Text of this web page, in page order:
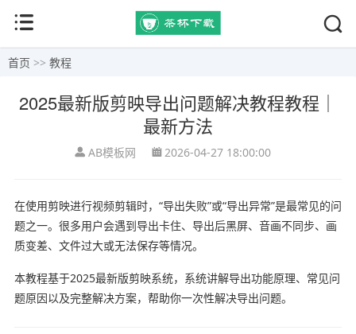
首页 >> 教程
2025最新版剪映导出问题解决教程教程｜
最新方法
AB模板网 2026-04-27 18:00:00
在使用剪映进行视频剪辑时，“导出失败”或“导出异常”是最常见的问
题之一。很多用户会遇到导出卡住、导出后黑屏、音画不同步、画
质变差、文件过大或无法保存等情况。
本教程基于2025最新版剪映系统，系统讲解导出功能原理、常见问
题原因以及完整解决方案，帮助你一次性解决导出问题。